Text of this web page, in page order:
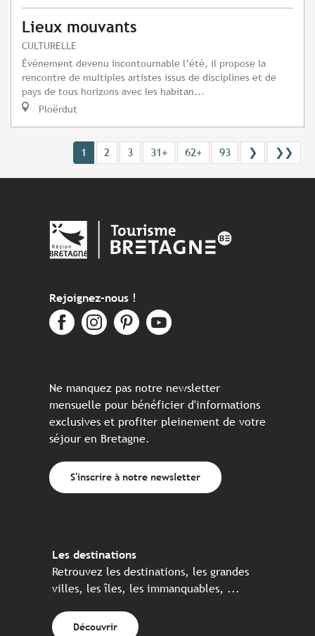
Lieux mouvants
CULTURELLE
Événement devenu incontournable l’été, il propose la
rencontre de multiples artistes issus de disciplines et de
pays de tous horizons avec les habitan...
Ploërdut
1 2 3 31+ 62+ 93 ❯ ❯❯
Rejoignez-nous !
Ne manquez pas notre newsletter
mensuelle pour bénéficier d'informations
exclusives et profiter pleinement de votre
séjour en Bretagne.
S'inscrire à notre newsletter
Les destinations
Retrouvez les destinations, les grandes
villes, les îles, les immanquables, ...
Découvrir